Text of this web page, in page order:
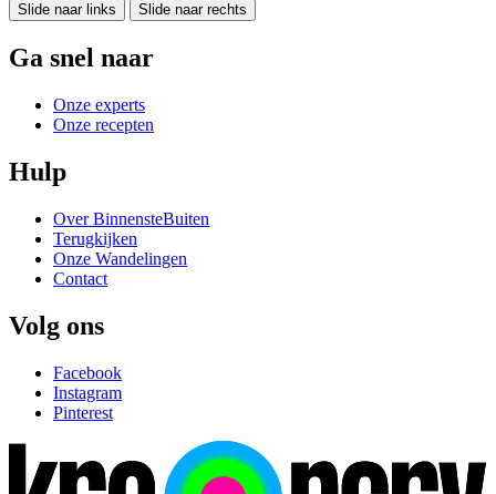
Slide naar links Slide naar rechts
Ga snel naar
Onze experts
Onze recepten
Hulp
Over BinnensteBuiten
Terugkijken
Onze Wandelingen
Contact
Volg ons
Facebook
Instagram
Pinterest